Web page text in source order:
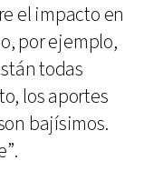
el impacto en
por ejemplo,
todas
los aportes
bajísimos.